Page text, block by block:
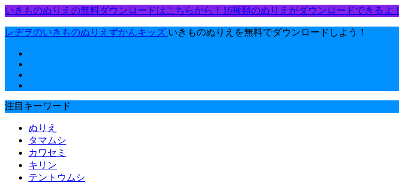
いきものぬりえの無料ダウンロードはこちらから！16種類のぬりえがダウンロードできるよ！
レヂヲのいきものぬりえずかんキッズ いきものぬりえを無料でダウンロードしよう！
注目キーワード
ぬりえ
タマムシ
カワセミ
キリン
テントウムシ